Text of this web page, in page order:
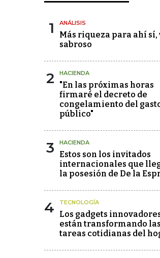
1 ANÁLISIS
Más riqueza para ahí
sabroso
2 HACIENDA
"En las próximas horas
firmaré el decreto de
congelamiento del
público"
3 HACIENDA
Estos son los invitados
internacionales que
la posesión de De la
4 TECNOLOGÍA
Los gadgets
están transformando las
tareas cotidianas del